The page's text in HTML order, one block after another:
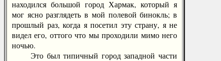
находился большой город Хармак, который я
мог ясно разглядеть в мой полевой бинокль; в
прошлый раз, когда я посетил эту страну, я не
видел его, оттого что мы проходили мимо него
ночью.
Это был типичный город западной части